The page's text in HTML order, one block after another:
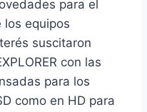
para el
los equipos
suscitaron
con las
para los
como en HD para